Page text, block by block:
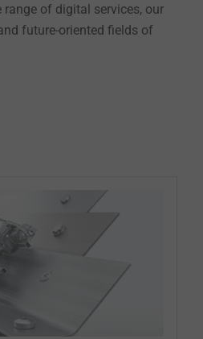
of digital services, our
future-oriented fields of